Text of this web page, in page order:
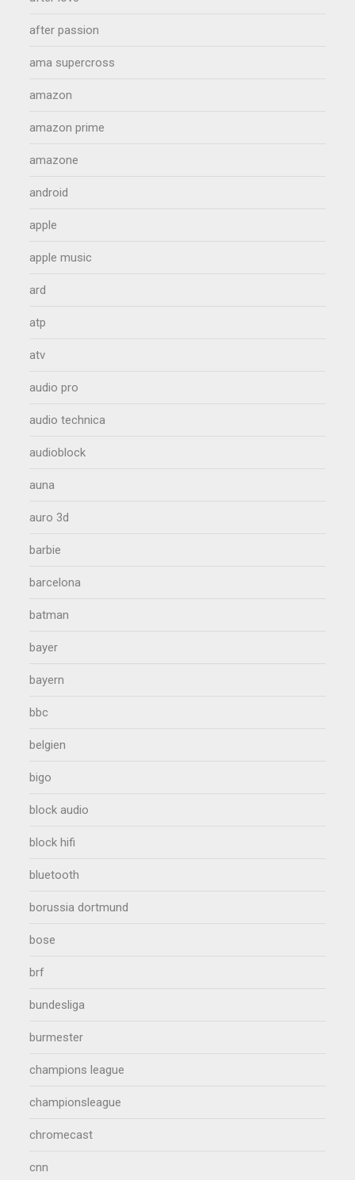
after passion
ama supercross
amazon
amazon prime
amazone
android
apple
apple music
ard
atp
atv
audio pro
audio technica
audioblock
auna
auro 3d
barbie
barcelona
batman
bayer
bayern
bbc
belgien
bigo
block audio
block hifi
bluetooth
borussia dortmund
bose
brf
bundesliga
burmester
champions league
championsleague
chromecast
cnn